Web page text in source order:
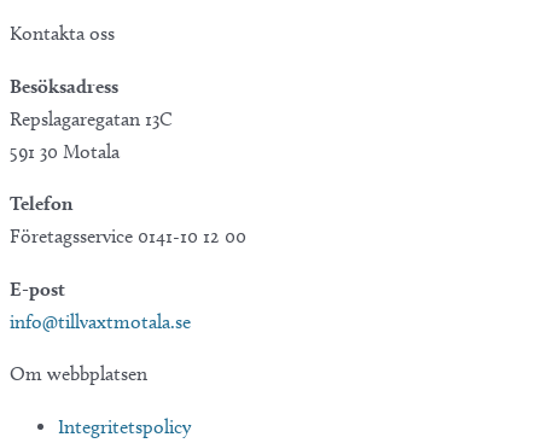
Kontakta oss
Besöksadress
Repslagaregatan 13C
591 30 Motala
Telefon
Företagsservice 0141-10 12 00
E-post
info@tillvaxtmotala.se
Om webbplatsen
Integritetspolicy